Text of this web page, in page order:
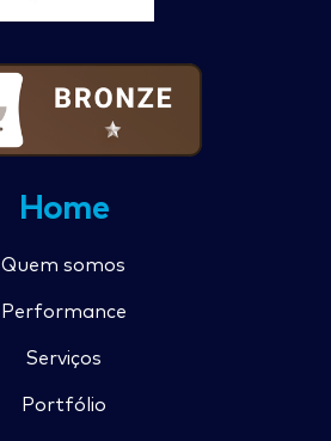
Home
Quem somos
Performance
Serviços
Portfólio